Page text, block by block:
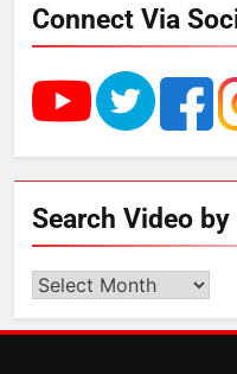
का
बढ़ा
Connect Via
Search Video
Search
by